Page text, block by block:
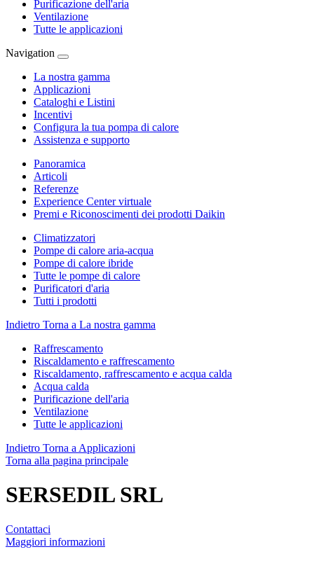
Purificazione dell'aria
Ventilazione
Tutte le applicazioni
Navigation
La nostra gamma
Applicazioni
Cataloghi e Listini
Incentivi
Configura la tua pompa di calore
Assistenza e supporto
Panoramica
Articoli
Referenze
Experience Center virtuale
Premi e Riconoscimenti dei prodotti Daikin
Climatizzatori
Pompe di calore aria-acqua
Pompe di calore ibride
Tutte le pompe di calore
Purificatori d'aria
Tutti i prodotti
Indietro Torna a La nostra gamma
Raffrescamento
Riscaldamento e raffrescamento
Riscaldamento, raffrescamento e acqua calda
Acqua calda
Purificazione dell'aria
Ventilazione
Tutte le applicazioni
Indietro Torna a Applicazioni
Torna alla pagina principale
SERSEDIL SRL
Contattaci
Maggiori informazioni